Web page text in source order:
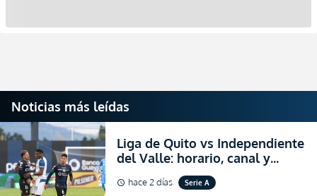
Noticias más leídas
Liga de Quito vs Independiente
del Valle: horario, canal y
dónde ver EN VIVO el
partidazo por la fecha 24 de la
schedule hace 2 días Serie A